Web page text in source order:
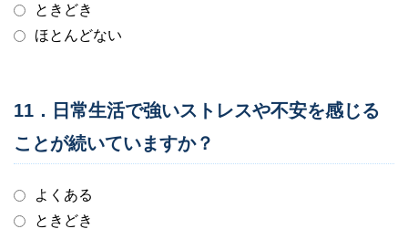
ときどき
ほとんどない
11．日常生活で強いストレスや不安を感じる
ことが続いていますか？
よくある
ときどき